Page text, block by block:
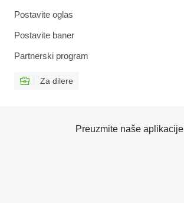
Postavite oglas
Postavite baner
Partnerski program
Za dilere
Preuzmite naše aplikacije